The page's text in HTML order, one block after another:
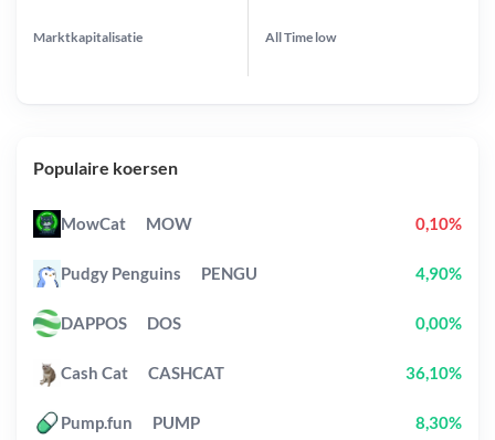
Marktkapitalisatie All Time low
Populaire koersen
MowCat MOW 0,10%
Pudgy Penguins PENGU 4,90%
DAPPOS DOS 0,00%
Cash Cat CASHCAT 36,10%
Pump.fun PUMP 8,30%